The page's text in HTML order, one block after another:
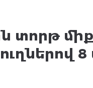
տորթ
8